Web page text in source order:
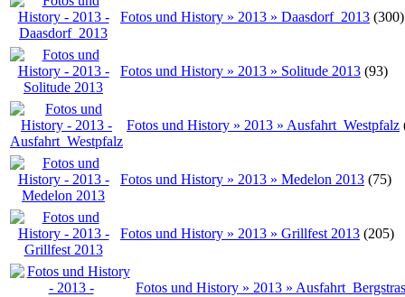
Fotos und History » 2013 » Daasdorf_2013 (300)
Fotos und History » 2013 » Solitude 2013 (93)
Fotos und History » 2013 » Ausfahrt_Westpfalz
Fotos und History » 2013 » Medelon 2013 (75)
Fotos und History » 2013 » Grillfest 2013 (205)
Fotos und History » 2013 »